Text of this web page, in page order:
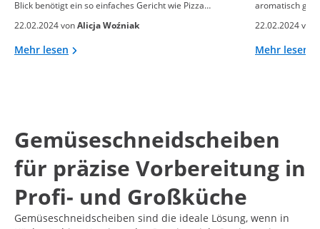
Blick benötigt ein so einfaches Gericht wie Pizza…
22.02.2024 vonAlicja Woźniak
Mehr lesen
aromatisch
22.02.2024 von
Mehr lesen
Gemüseschneidscheiben
für präzise Vorbereitung in
Profi- und Großküche
Gemüseschneidscheiben sind die ideale Lösung, wenn in